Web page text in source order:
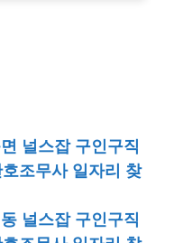
널스잡 구인구직
호조무사 일자리 찾
널스잡 구인구직